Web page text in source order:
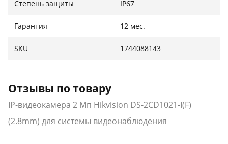
Степень защиты IP67
Гарантия 12 мес.
SKU 1744088143
Отзывы по товару
IP-видеокамера 2 Мп Hikvision DS-2CD1021-I(F)
(2.8mm) для системы видеонаблюдения